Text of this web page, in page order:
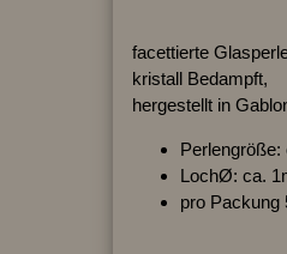
facettierte
kristall Bedampft,
hergestellt in
Perlengröße:
LochØ: ca.
pro Packung